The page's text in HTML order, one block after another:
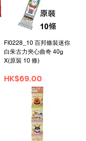
FI0228_10 百邦條裝迷你
白朱古力夾心曲奇 40g
X(原裝 10 條)
Price
HK$69.00